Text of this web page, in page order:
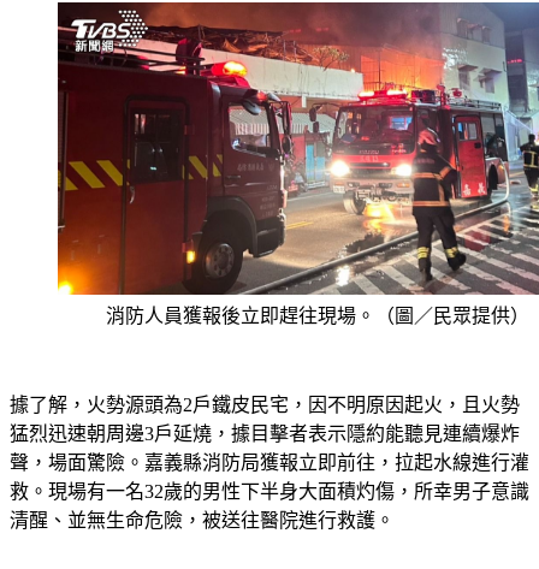
消防人員獲報後立即趕往現場。（圖／民眾提供）
據了解，火勢源頭為2戶鐵皮民宅，因不明原因起火，且火勢
猛烈迅速朝周邊3戶延燒，據目擊者表示隱約能聽見連續爆炸
聲，場面驚險。嘉義縣消防局獲報立即前往，拉起水線進行灌
救。現場有一名32歲的男性下半身大面積灼傷，所幸男子意識
清醒、並無生命危險，被送往醫院進行救護。